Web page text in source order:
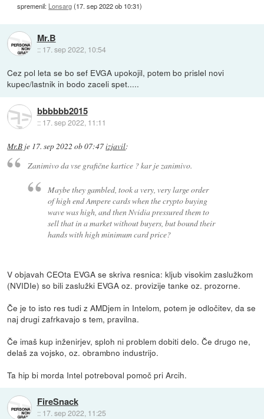
spremenil: Lonsarg(17. sep 2022 ob 10:31)
Mr.B
:: 17. sep 2022, 10:54
Cez pol leta se bo sef EVGA upokojil, potem bo prislel novi
kupec/lastnik in bodo zaceli spet.....
bbbbbb2015
:: 17. sep 2022, 11:11
Mr.B je 17. sep 2022 ob 07:47izjavil:
Zanimivo da vse grafične kartice ? kar je zanimivo.
Maybe they gambled, took a very, very large order
of high end Ampere cards when the crypto buying
wave was high, and then Nvidia pressured them to
sell that in a market without buyers, but bound their
hands with high minimum card price?
V objavah CEOta EVGA se skriva resnica: kljub visokim zaslužkom
(NVIDIe) so bili zaslužki EVGA oz. provizije tanke oz. prozorne.
Če je to isto res tudi z AMDjem in Intelom, potem je odločitev, da se
naj drugi zafrkavajo s tem, pravilna.
Če imaš kup inženirjev, sploh ni problem dobiti delo. Če drugo ne,
delaš za vojsko, oz. obrambno industrijo.
Ta hip bi morda Intel potreboval pomoč pri Arcih.
FireSnack
:: 17. sep 2022, 11:25